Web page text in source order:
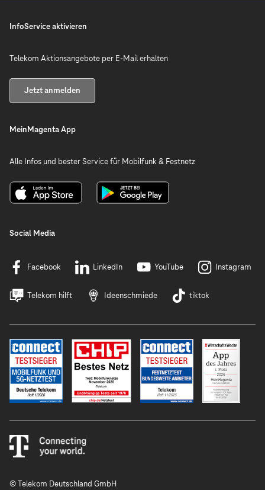
InfoService aktivieren
Telekom Aktionsangebote per E-Mail erhalten
Jetzt anmelden
MeinMagenta App
Alle Infos und bester Service für Mobilfunk & Festnetz
Social Media
Facebook LinkedIn YouTube Instagram
Telekom hilft Ideenschmiede tiktok
© Telekom Deutschland GmbH